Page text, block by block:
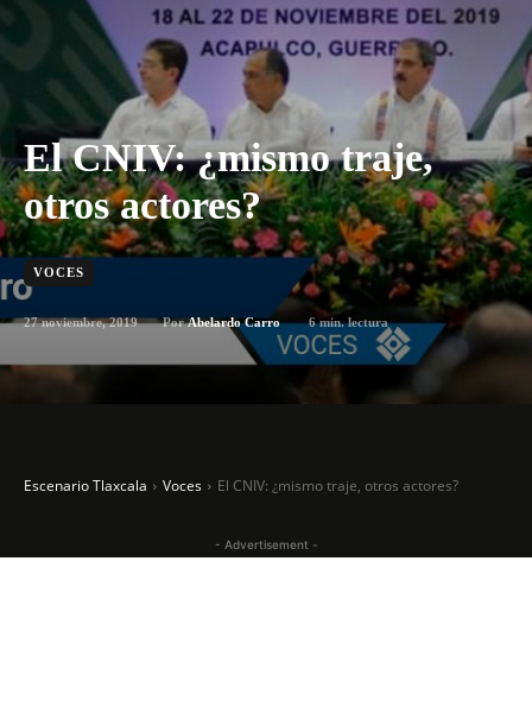
El CNIV: ¿mismo traje,
otros actores?
VOCES
27 noviembre, 2019 Por Abelardo Carro 6min. lectura
Escenario Tlaxcala Voces El CNIV: ¿mismo traje, otros actores?
- Advertisement -